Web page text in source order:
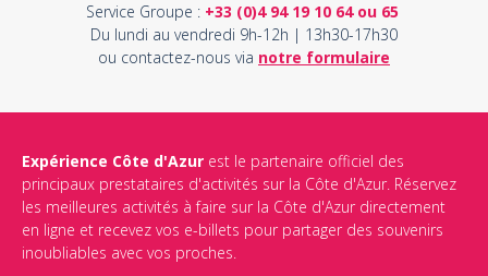
Service Groupe : +33 (0)4 94 19 10 64 ou 65
Du lundi au vendredi 9h-12h | 13h30-17h30
ou contactez-nous via notre formulaire
Expérience Côte d'Azur est le partenaire officiel des
principaux prestataires d'activités sur la Côte d'Azur. Réservez
les meilleures activités à faire sur la Côte d'Azur directement
en ligne et recevez vos e-billets pour partager des souvenirs
inoubliables avec vos proches.